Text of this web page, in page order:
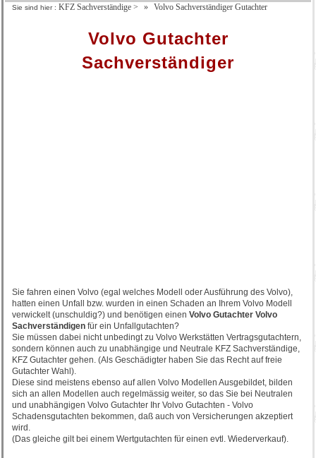
Sie sind hier : KFZ Sachverständige > Volvo Sachverständiger Gutachter
Volvo Gutachter
Sachverständiger
Sie fahren einen Volvo (egal welches Modell oder Ausführung des Volvo),
hatten einen Unfall bzw. wurden in einen Schaden an Ihrem Volvo Modell
verwickelt (unschuldig?) und benötigen einen Volvo Gutachter Volvo
Sachverständigen für ein Unfallgutachten?
Sie müssen dabei nicht unbedingt zu Volvo Werkstätten Vertragsgutachtern,
sondern können auch zu unabhängige und Neutrale KFZ Sachverständige,
KFZ Gutachter gehen. (Als Geschädigter haben Sie das Recht auf freie
Gutachter Wahl).
Diese sind meistens ebenso auf allen Volvo Modellen Ausgebildet, bilden
sich an allen Modellen auch regelmässig weiter, so das Sie bei Neutralen
und unabhängigen Volvo Gutachter Ihr Volvo Gutachten - Volvo
Schadensgutachten bekommen, daß auch von Versicherungen akzeptiert
wird.
(Das gleiche gilt bei einem Wertgutachten für einen evtl. Wiederverkauf).